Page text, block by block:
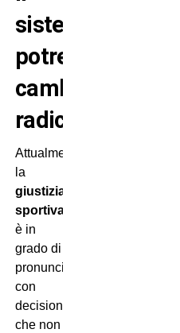
sistema
potrebbe
cambiare
radicalmente
Attualmente
la
giustizia
sportiva
è in
grado di
pronunciarsi
con
decisioni
che non